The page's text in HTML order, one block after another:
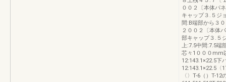
００２〔本体パ
キャップ３.５ジ
間:B端部から３
２００２〔本体
部キャップ３.５
上:7.5中間:7.5端
芯々1０００mm
12:143.1×22.5下
12:143.1×22.5〈
〈〉T-6（）T-